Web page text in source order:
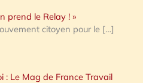
prend le Relay ! »
citoyen pour le […]
: Le Mag de France Travail